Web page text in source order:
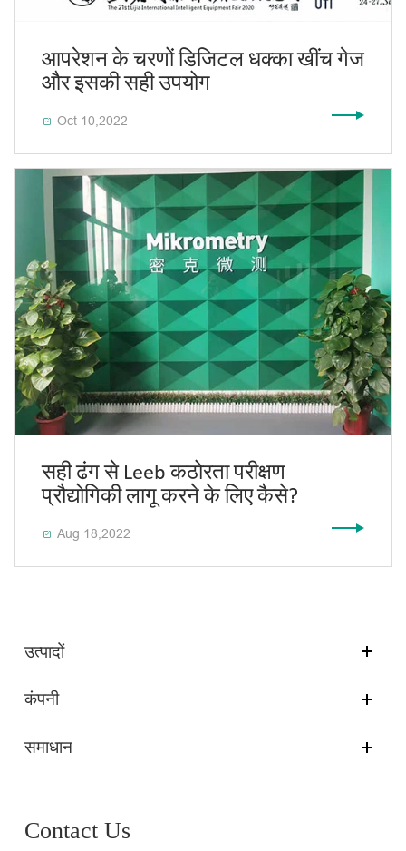
आपरेशन के चरणों डिजिटल धक्का खींच गेज
और इसकी सही उपयोग
 Oct 10,2022
सही ढंग से Leeb कठोरता परीक्षण
प्रौद्योगिकी लागू करने के लिए कैसे?
 Aug 18,2022
उत्पादों
कंपनी
समाधान
Contact Us